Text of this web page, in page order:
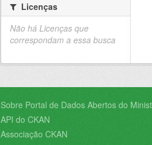
Licenças
Não há Licenças que
correspondam a essa busca
Sobre Portal de Dados Abertos do
API do CKAN
Associação CKAN